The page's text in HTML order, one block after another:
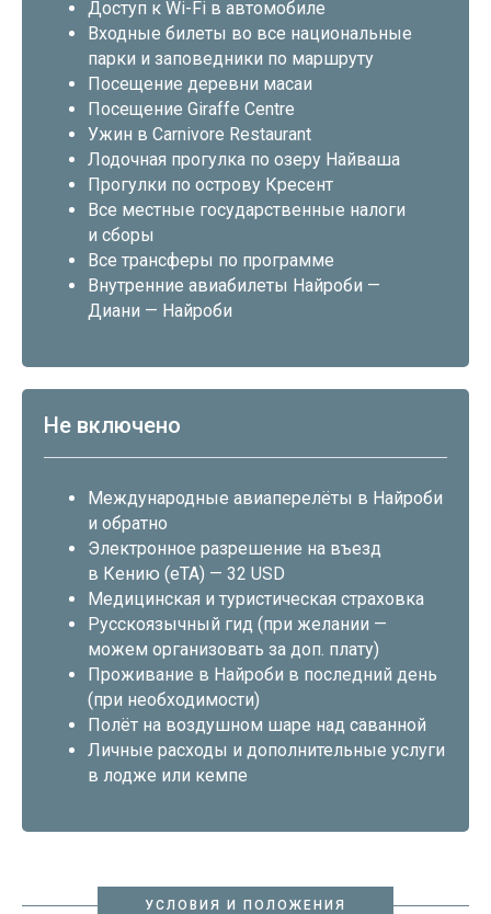
Доступ к Wi-Fi в автомобиле
Входные билеты во все национальные
парки и заповедники по маршруту
Посещение деревни масаи
Посещение Giraffe Centre
Ужин в Carnivore Restaurant
Лодочная прогулка по озеру Найваша
Прогулки по острову Кресент
Все местные государственные налоги
и сборы
Все трансферы по программе
Внутренние авиабилеты Найроби —
Диани — Найроби
Не включено
Международные авиаперелёты в Найроби
и обратно
Электронное разрешение на въезд
в Кению (eTA) — 32 USD
Медицинская и туристическая страховка
Русскоязычный гид (при желании —
можем организовать за доп. плату)
Проживание в Найроби в последний день
(при необходимости)
Полёт на воздушном шаре над саванной
Личные расходы и дополнительные услуги
в лодже или кемпе
УСЛОВИЯ И ПОЛОЖЕНИЯ